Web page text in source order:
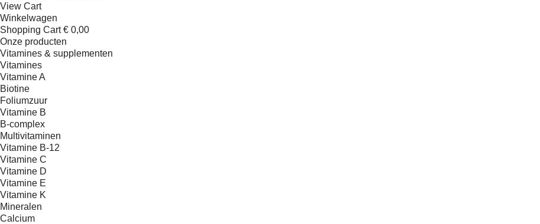
View Cart
Winkelwagen
Shopping Cart € 0,00
Onze producten
Vitamines & supplementen
Vitamines
Vitamine A
Biotine
Foliumzuur
Vitamine B
B-complex
Multivitaminen
Vitamine B-12
Vitamine C
Vitamine D
Vitamine E
Vitamine K
Mineralen
Calcium